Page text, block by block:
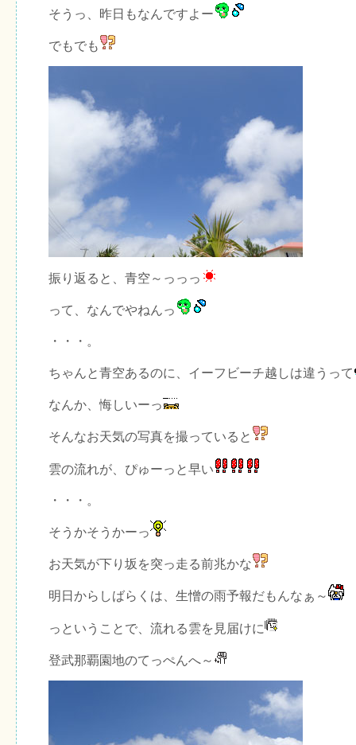
そうっ、昨日もなんですよー
でもでも
振り返ると、青空～っっっ
って、なんでやねんっ
・・・。
ちゃんと青空あるのに、イーフビーチ越しは違うって
なんか、悔しいーっ
そんなお天気の写真を撮っていると
雲の流れが、ぴゅーっと早い
・・・。
そうかそうかーっ
お天気が下り坂を突っ走る前兆かな
明日からしばらくは、生憎の雨予報だもんなぁ～
っということで、流れる雲を見届けに
登武那覇園地のてっぺんへ～